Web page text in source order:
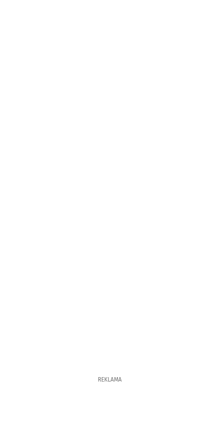
REKLAMA